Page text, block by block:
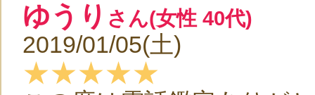
ゆうり さん(女性 40代)
2019/01/05(土)
★★★★★